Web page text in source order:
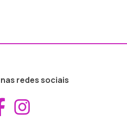
redes sociais
Aceder ao